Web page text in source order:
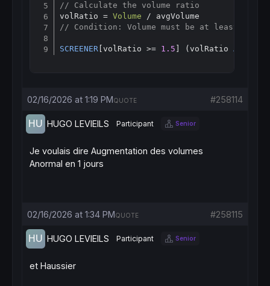
// Calculate the volume ratio
volRatio = Volume
// Condition: Volume must be at least 50%
SCREENER [volRatio >= 1.5 ] (volRatio AS
02/16/2026 at 1:19 PM #258114
QUOTE
HUGO LEVIEILS Participant Senior
Je voulais dire Augmentation des volumes
Anormal en 1 jours
02/16/2026 at 1:34 PM #258115
QUOTE
HUGO LEVIEILS Participant Senior
et Haussier